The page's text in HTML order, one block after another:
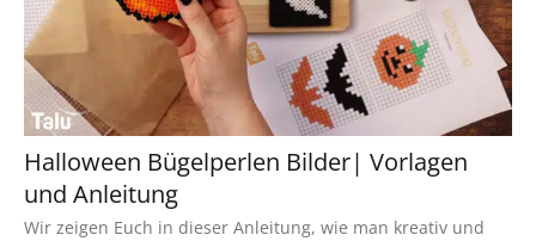
Halloween Bügelperlen Bilder| Vorlagen
und Anleitung
Wir zeigen Euch in dieser Anleitung, wie man kreativ und